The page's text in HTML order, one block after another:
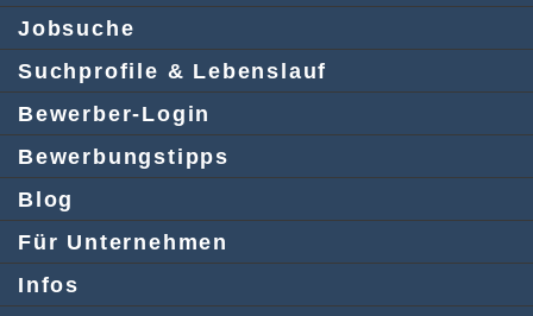
Jobsuche
Suchprofile & Lebenslauf
Bewerber-Login
Bewerbungstipps
Blog
Für Unternehmen
Infos